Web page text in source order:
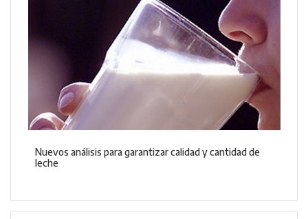
Nuevos análisis para garantizar calidad y cantidad de
leche